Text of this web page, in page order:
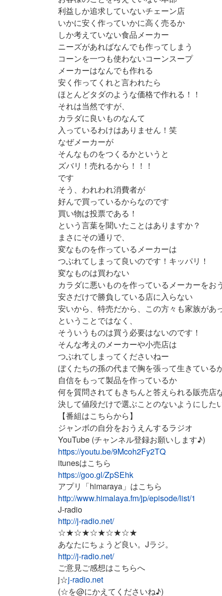
利益しか追求していないチェーン店
いかに安く作っていかに高く売るか
しか考えていない食品メーカー
ニーズがあればなんでも作ってしまう
コーンを一つも使わないコーンスープ
メーカーはなんでも作れる
安く作ってくれと言われたら
ほとんどタダのような価格で作れる！！
それは当然ですが、
カラダに良いものなんて
入っているわけはありません！笑
なぜメーカーが
そんなものをつくるかというと
ズバリ！売れるから！！！
です
そう、われわれ消費者が
好んで買っているからなのです
買い物は投票である！
という言葉を聞いたことはありますか？
まさにその通りで、
変なものを作っているメーカーは
つぶれてしまって良いのです！キッパリ！
変なものは買わない
カラダに悪いものを作っているメーカーをお
安さだけで勝負している店に入らない
安いから、特売だから、この方々も家族があ
ということではなく、
そういうものは買う必要はないのです！
そんな考えのメーカーや小売店は
つぶれてしまってくださいねー
ぼくたちの孫の代まで胸を張って生きている
自信をもって製品を作っているか
何を質問されてもきちんと答えられる販売店
決して値段だけで選ぶことのないようにした
【番組はこちらから】
ジャンボの自分をおうえんするラジオ
YouTube (チャンネル登録お願いします♪)
https://youtu.be/9Mcoh2Fy2TQ
itunesはこちら
https://goo.gl/ZpSEhk
アプリ「himaraya」はこちら
http://www.himalaya.fm/jp/episode/list/1
J-radio
http://j-radio.net/
☆★☆★☆★☆★☆★
あなたにちょうど良い。Jラジ。
http://j-radio.net/
ご意見ご感想はこちらへ
j☆j-radio.net
(☆を@にかえてくださいね♪)